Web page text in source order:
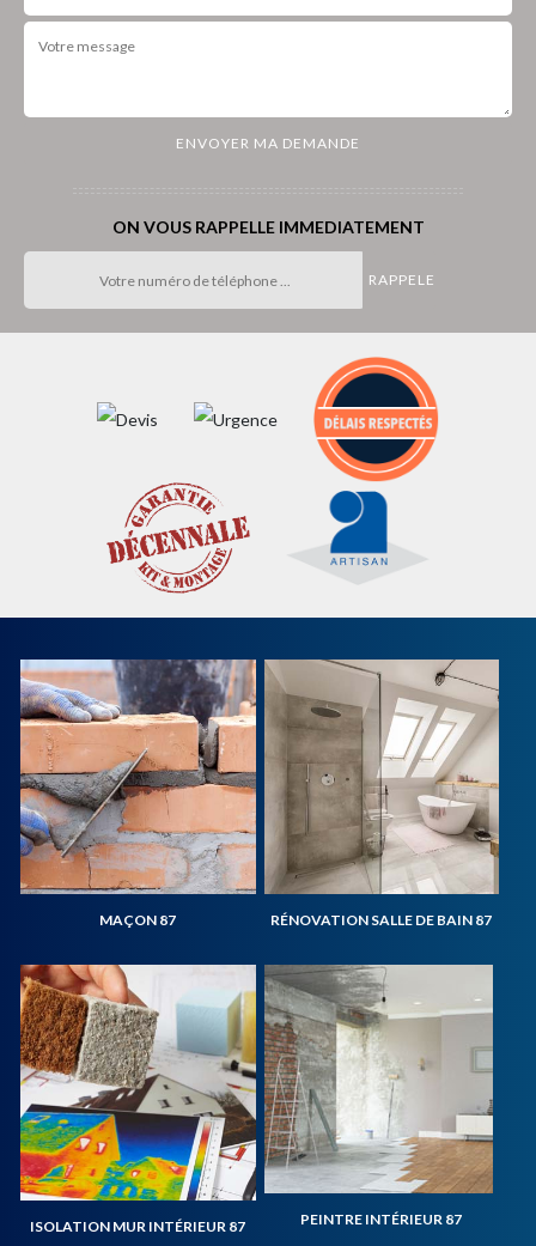
ON VOUS RAPPELLE IMMEDIATEMENT
MAÇON 87 RÉNOVATION SALLE DE BAIN 87
ISOLATION MUR INTÉRIEUR 87 PEINTRE INTÉRIEUR 87